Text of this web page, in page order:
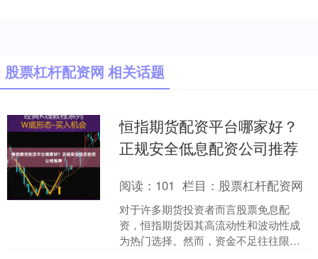
股票杠杆配资网 相关话题
恒指期货配资平台哪家好？
正规安全低息配资公司推荐
阅读： 101 栏目： 股票杠杆配资网
对于许多期货投资者而言股票免息配
资，恒指期货因其高流动性和波动性成
为热门选择。然而，资金不足往往限制